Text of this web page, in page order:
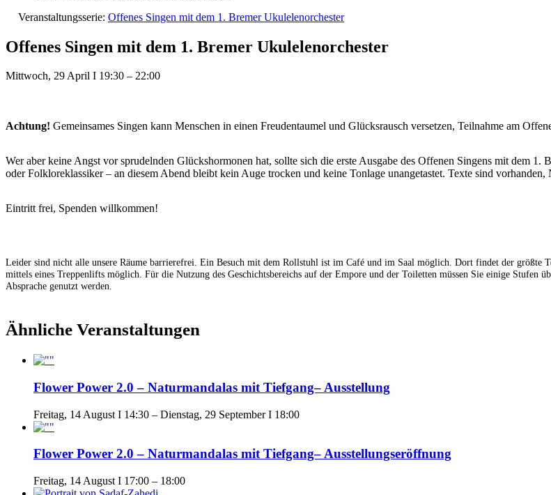
Veranstaltungsserie: Offenes Singen mit dem 1. Bremer Ukulelenorchester
Offenes Singen mit dem 1. Bremer Ukulelenorchester
Mittwoch, 29 April I 19:30 – 22:00
Achtung! Gemeinsames Singen kann Menschen in einen Freudentaumel und Glücksrausch versetzen, Teilnahme am
Wer aber keine Angst vor sprudelnden Glückshormonen hat, sollte sich die erste Ausgabe des Offenen Singens mit dem
oder Folkloreklassiker – an diesem Abend bleibt kein Auge trocken und keine Tonlage unangetastet. Texte sind
Eintritt frei, Spenden willkommen!
Leider sind nicht alle unsere Räume barrierefrei. Ein Besuch mit dem Rollstuhl ist im Café und im Saal möglich. Dort findet der größte
mittels eines Treppenlifts möglich. Für die Nutzung des Geschichtsbereichs auf der Empore und der Toiletten müssen Sie einige
Absprache genutzt werden.
Ähnliche Veranstaltungen
Flower Power 2.0 – Naturmandalas mit Tiefgang– Ausstellung
Freitag, 14 August I 14:30 – Dienstag, 29 September I 18:00
Flower Power 2.0 – Naturmandalas mit Tiefgang– Ausstellungseröffnung
Freitag, 14 August I 17:00 – 18:00